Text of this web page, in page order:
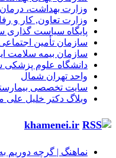
وزارت بهداشت،
وزارت تعاون, کار و
پایگاه سیاست گذاری
سازمان تأمین
سازمان بیمه سلامت
دانشگاه علوم پزشکی
واحد تهران شمال
سایت تخصصی
وبلاگ دکتر خلیل علی
khamenei.ir
نماهنگ |‌ گرچه دوریم